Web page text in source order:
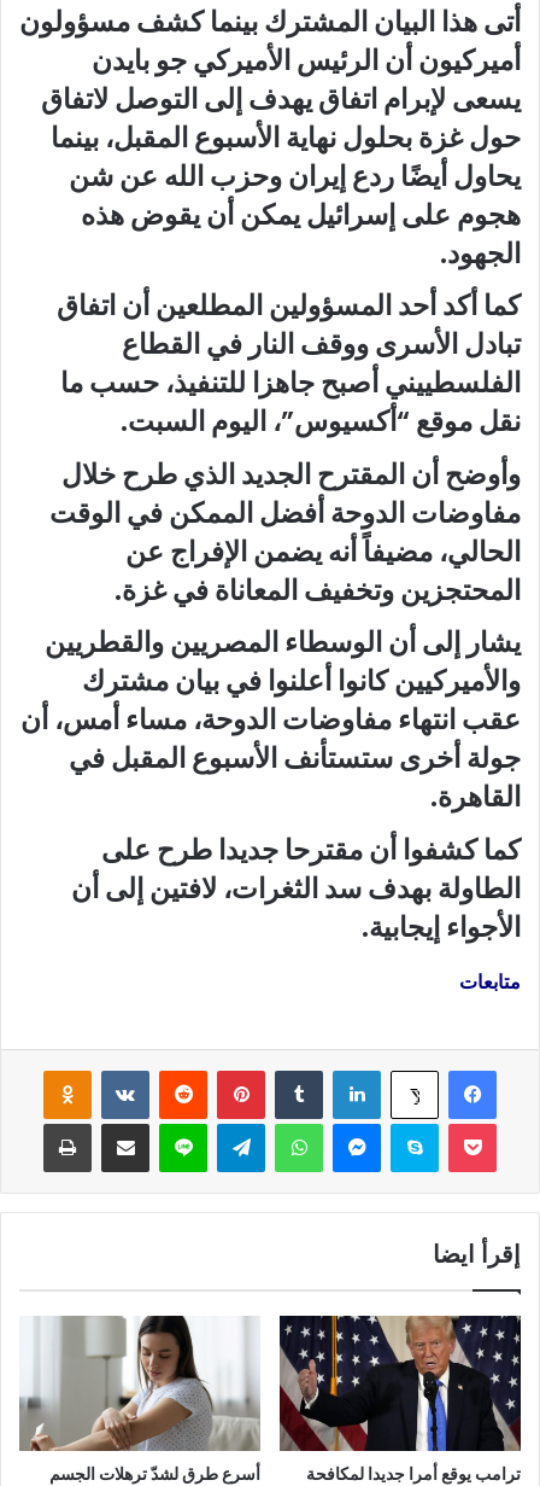
أتى هذا البيان المشترك بينما كشف مسؤولون
أميركيون أن الرئيس الأميركي جو بايدن
يسعى لإبرام اتفاق يهدف إلى التوصل لاتفاق
حول غزة بحلول نهاية الأسبوع المقبل، بينما
يحاول أيضًا ردع إيران وحزب الله عن شن
هجوم على إسرائيل يمكن أن يقوض هذه
الجهود.
كما أكد أحد المسؤولين المطلعين أن اتفاق
تبادل الأسرى ووقف النار في القطاع
الفلسطييني أصبح جاهزا للتنفيذ، حسب ما
نقل موقع “أكسيوس”، اليوم السبت.
وأوضح أن المقترح الجديد الذي طرح خلال
مفاوضات الدوحة أفضل الممكن في الوقت
الحالي، مضيفاً أنه يضمن الإفراج عن
المحتجزين وتخفيف المعاناة في غزة.
يشار إلى أن الوسطاء المصريين والقطريين
والأميركيين كانوا أعلنوا في بيان مشترك
عقب انتهاء مفاوضات الدوحة، مساء أمس، أن
جولة أخرى ستستأنف الأسبوع المقبل في
القاهرة.
كما كشفوا أن مقترحا جديدا طرح على
الطاولة بهدف سد الثغرات، لافتين إلى أن
الأجواء إيجابية.
متابعات
فيسبوك ‫X لينكدإن بينتيريست
سكايب واتساب لاين
إقرأ ايضا
ترامب يوقع أمرا جديدا لمكافحة
أسرع طرق لشدّ ترهلات الجسم